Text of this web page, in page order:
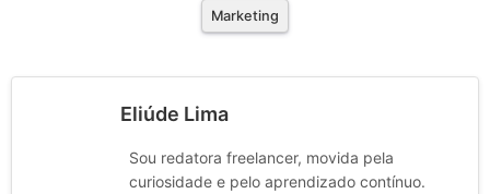
Marketing
Eliúde Lima
Sou redatora freelancer, movida pela
curiosidade e pelo aprendizado contínuo.